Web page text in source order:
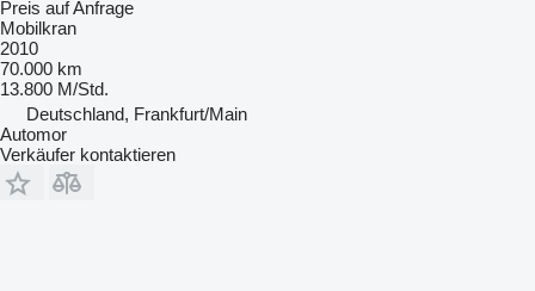
Preis auf Anfrage
Mobilkran
2010
70.000 km
13.800 M/Std.
Deutschland, Frankfurt/Main
Automor
Verkäufer kontaktieren